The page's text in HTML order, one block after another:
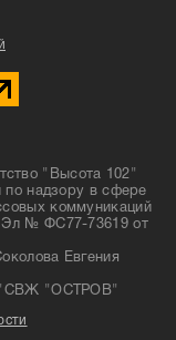
"Высота 102"
по надзору в сфере
коммуникаций
Эл № ФС77-73619 от
Евгения
"СВЖ "ОСТРОВ"